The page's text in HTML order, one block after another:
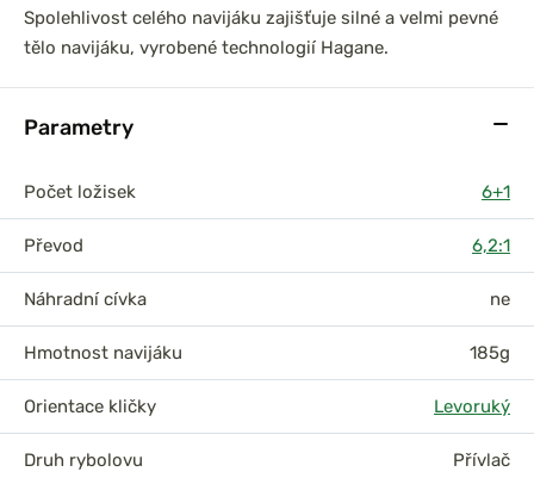
Spolehlivost celého navijáku zajišťuje silné a velmi pevné
tělo navijáku, vyrobené technologií Hagane.
Parametry
Počet ložisek 6+1
Převod 6,2:1
Náhradní cívka ne
Hmotnost navijáku 185g
Orientace kličky Levoruký
Druh rybolovu Přívlač